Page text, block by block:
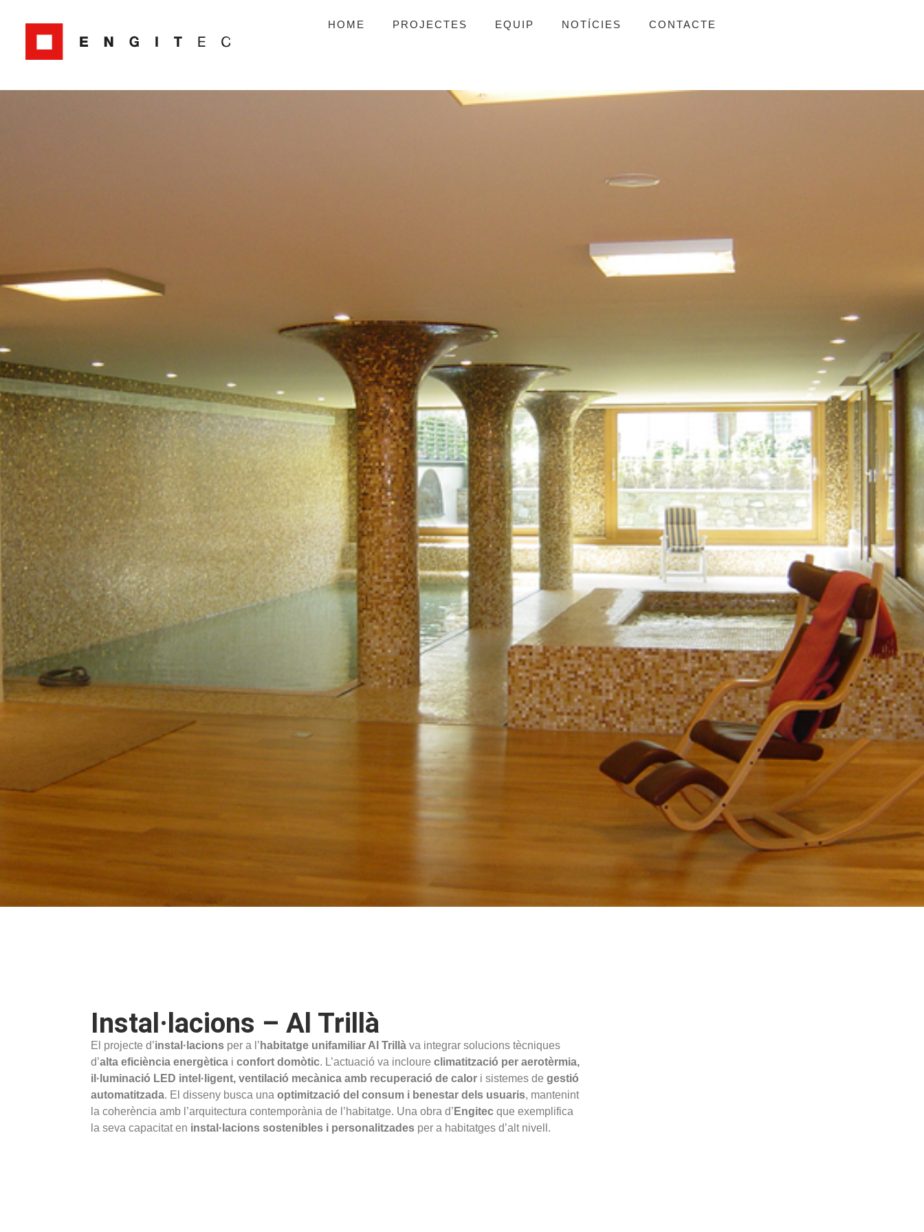
HOME PROJECTES EQUIP NOTÍCIES CONTACTE
Instal·lacions – Al Trillà
El projecte d’instal·lacions per a l’ habitatge unifamiliar Al Trillà va integrar solucions tècniques
d’alta eficiència energètica i confort domòtic. L’actuació va incloure climatització per aerotèrmia,
il·luminació LED intel·ligent, ventilació mecànica amb recuperació de calor i sistemes de gestió
automatitzada. El disseny busca una optimització del consum i benestar dels usuaris, mantenint
la coherència amb l’arquitectura contemporània de l’habitatge. Una obra d’ Engitec que exemplifica
la seva capacitat en instal·lacions sostenibles i personalitzades per a habitatges d’alt nivell.